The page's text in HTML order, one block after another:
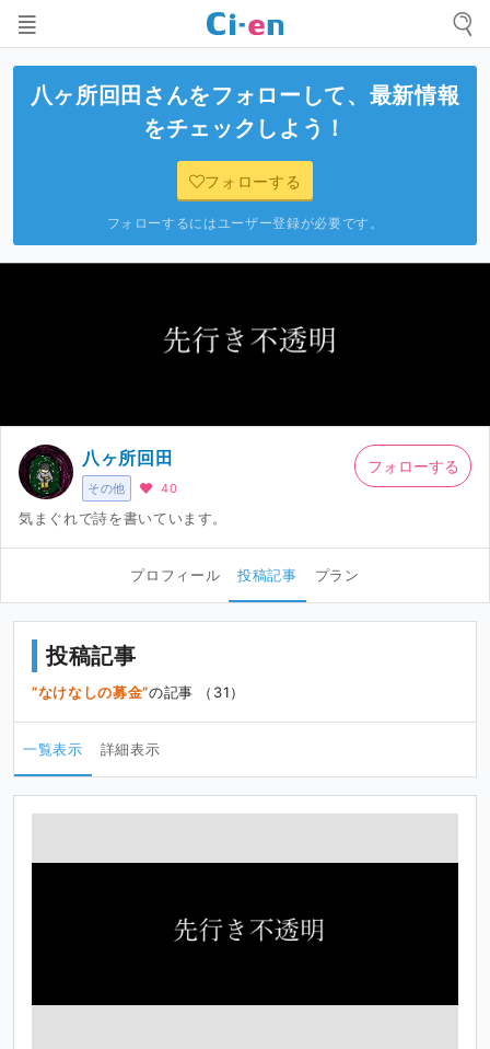
八ヶ所回田 さんをフォローして、最新情報
をチェックしよう！
フォローする
フォローするにはユーザー登録が必要です。
その他
八ヶ所回田
40
気まぐれで詩を書いています。
フォローする
プロフィール 投稿記事 プラン
投稿記事
なけなしの募金 の記事 （31）
一覧表示 詳細表示